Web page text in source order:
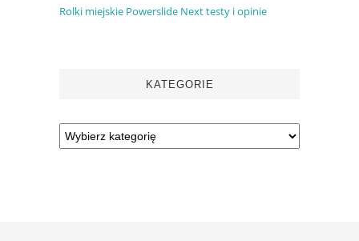
Rolki miejskie Powerslide Next testy i opinie
KATEGORIE